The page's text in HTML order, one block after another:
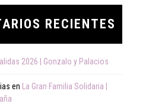
RECIENTES
2026 | Gonzalo y Palacios
en
La Gran Familia Solidaria |